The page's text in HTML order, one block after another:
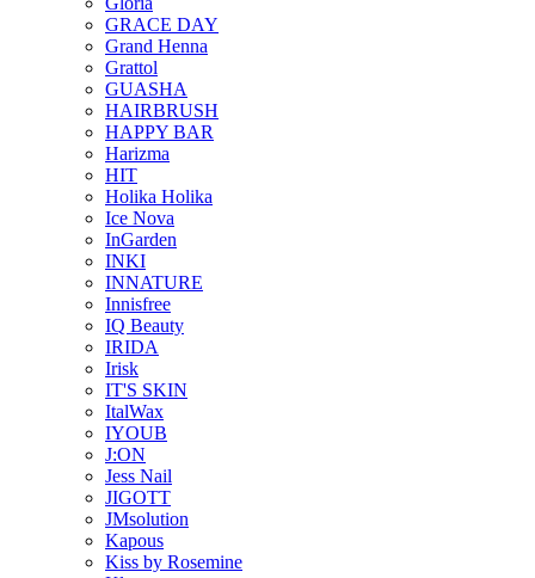
GRACE DAY
Grand Henna
Grattol
GUASHA
HAIRBRUSH
HAPPY BAR
Harizma
HIT
Holika Holika
Ice Nova
InGarden
INKI
INNATURE
Innisfree
IQ Beauty
IRIDA
Irisk
IT'S SKIN
ItalWax
IYOUB
J:ON
Jess Nail
JIGOTT
JMsolution
Kapous
Kiss by Rosemine